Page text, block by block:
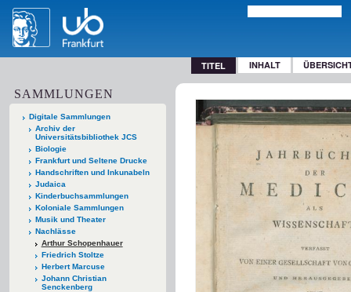
TITEL INHALT
SAMMLUNGEN
Digitale Sammlungen
Archiv der
Universitätsbibliothek JCS
Biologie
Frankfurt und Seltene Drucke
Handschriften und Inkunabeln
Judaica
Kinderbuchsammlungen
Koloniale Sammlungen
Musik und Theater
Nachlässe
Arthur Schopenhauer
Friedrich Stoltze
Herbert Marcuse
Johann Christian
Senckenberg